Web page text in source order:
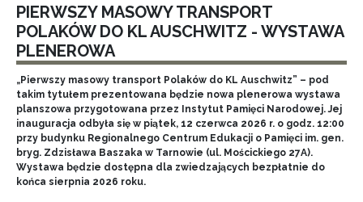
PIERWSZY MASOWY TRANSPORT
POLAKÓW DO KL AUSCHWITZ - WYSTAWA
PLENEROWA
„Pierwszy masowy transport Polaków do KL Auschwitz” – pod
takim tytułem prezentowana będzie nowa plenerowa wystawa
planszowa przygotowana przez Instytut Pamięci Narodowej. Jej
inauguracja odbyła się w piątek, 12 czerwca 2026 r. o godz. 12:00
przy budynku Regionalnego Centrum Edukacji o Pamięci im. gen.
bryg. Zdzisława Baszaka w Tarnowie (ul. Mościckiego 27A).
Wystawa będzie dostępna dla zwiedzających bezpłatnie do
końca sierpnia 2026 roku.